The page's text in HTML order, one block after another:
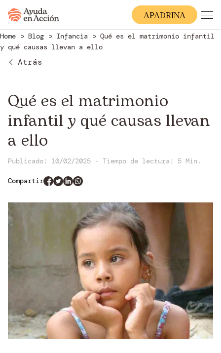
APADRINA
Home Blog Infancia
Qué es el matrimonio infantil
y qué causas llevan a ello
Atrás
Qué es el matrimonio
infantil y qué causas llevan
a ello
Publicado: 10/02/2025 - Tiempo de lectura: 5 Min.
Compartir